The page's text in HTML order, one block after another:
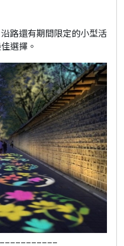
路還有期間限定的小型活
選擇。